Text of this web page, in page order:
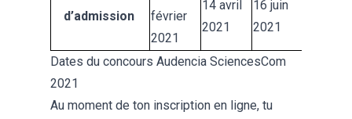
d’admission
février
2021
14 avril
2021
16 juin
2021
Dates du concours Audencia SciencesCom
2021
Au moment de ton inscription en ligne, tu